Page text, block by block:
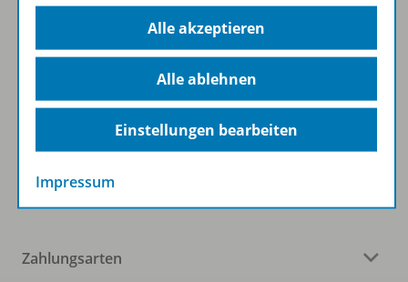
Zahlungsarten
Alle akzeptieren
Alle ablehnen
Einstellungen bearbeiten
Impressum